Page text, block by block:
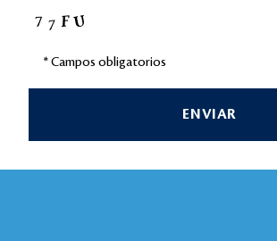
* Campos obligatorios